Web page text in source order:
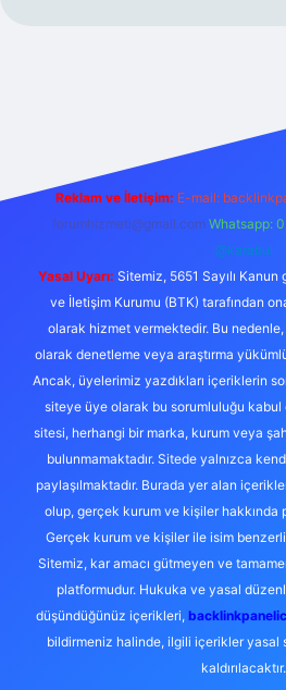
Reklam ve İletişim: E-mail:
forumhizmeti@gmail.com Whatsapp:
@karabul
Yasal Uyarı: Sitemiz, 5651 Sayılı
ve İletişim Kurumu (BTK) tarafından
olarak hizmet vermektedir. Bu
olarak denetleme veya araştırma
Ancak, üyelerimiz yazdıkları içeriklerin
siteye üye olarak bu sorumluluğu kabul
sitesi, herhangi bir marka, kurum veya
bulunmamaktadır. Sitede yalnızca
paylaşılmaktadır. Burada yer alan
olup, gerçek kurum ve kişiler hakkında
Gerçek kurum ve kişiler ile isim
Sitemiz, kar amacı gütmeyen ve
platformudur. Hukuka ve yasal
düşündüğünüz içerikleri,
bildirmeniz halinde, ilgili içerikler yasal
kaldırılacaktır.